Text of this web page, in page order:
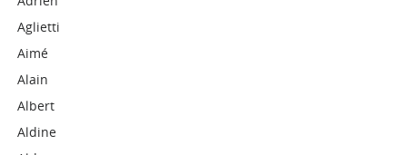
Aglietti
Aimé
Alain
Albert
Aldine